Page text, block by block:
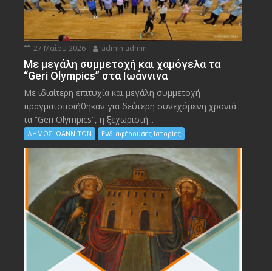
27 Μαΐου 2026 admin admin
Με μεγάλη συμμετοχή και χαμόγελα τα
“Geri Olympics” στα Ιωάννινα
Με ιδιαίτερη επιτυχία και μεγάλη συμμετοχή
πραγματοποιήθηκαν για δεύτερη συνεχόμενη χρονιά
τα “Geri Olympics”, η ξεχωριστή...
ΔΗΜΟΣ ΙΩΑΝΝΙΤΩΝ Ενδιαφέρουσες Ιστορίες